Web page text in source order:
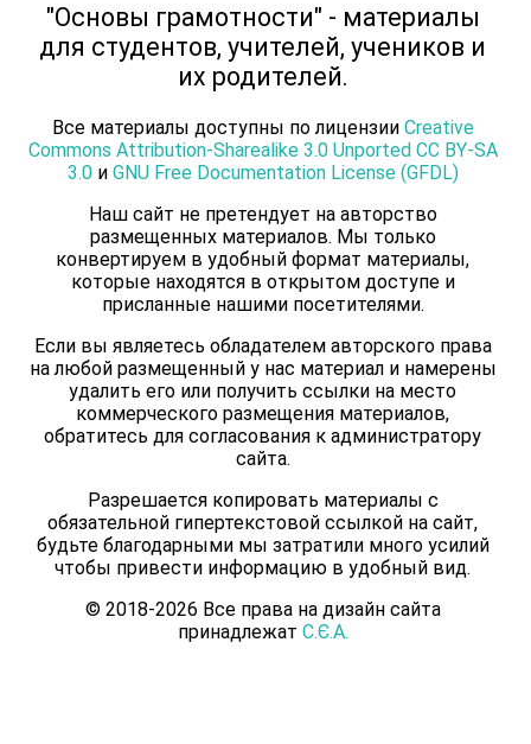
"Основы грамотности" - материалы
для студентов, учителей, учеников и
их родителей.
Все материалы доступны по лицензии Creative
Commons Attribution-Sharealike 3.0 Unported CC BY-SA
3.0и GNU Free Documentation License (GFDL)
Наш сайт не претендует на авторство
размещенных материалов. Мы только
конвертируем в удобный формат материалы,
которые находятся в открытом доступе и
присланные нашими посетителями.
Если вы являетесь обладателем авторского права
на любой размещенный у нас материал и намерены
удалить его или получить ссылки на место
коммерческого размещения материалов,
обратитесь для согласования к администратору
сайта.
Разрешается копировать материалы с
обязательной гипертекстовой ссылкой на сайт,
будьте благодарными мы затратили много усилий
чтобы привести информацию в удобный вид.
© 2018-2026 Все права на дизайн сайта
принадлежат С.Є.А.